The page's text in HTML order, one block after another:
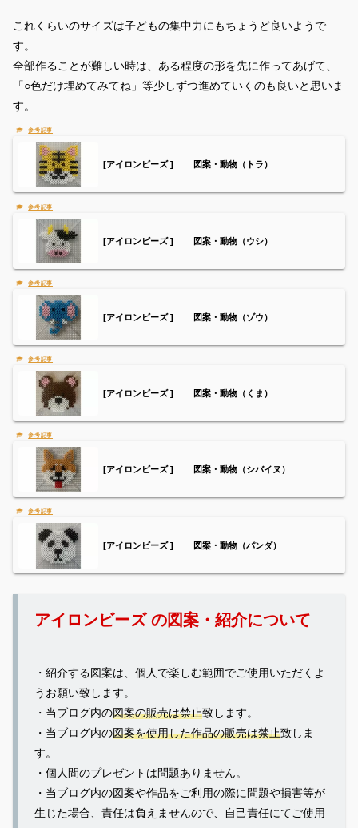
これくらいのサイズは子どもの集中力にもちょうど良いようで
す。
全部作ることが難しい時は、ある程度の形を先に作ってあげて、
「○色だけ埋めてみてね」等少しずつ進めていくのも良いと思いま
す。
[アイロンビーズ ] 図案・動物（トラ）
[アイロンビーズ ] 図案・動物（ウシ）
[アイロンビーズ ] 図案・動物（ゾウ）
[アイロンビーズ ] 図案・動物（くま）
[アイロンビーズ ] 図案・動物（シバイヌ）
[アイロンビーズ ] 図案・動物（パンダ）
アイロンビーズ の図案・紹介について
・紹介する図案は、個人で楽しむ範囲でご使用いただくよ
うお願い致します。
・当ブログ内の図案の販売は禁止致します。
・当ブログ内の図案を使用した作品の販売は禁止致しま
す。
・個人間のプレゼントは問題ありません。
・当ブログ内の図案や作品をご利用の際に問題や損害等が
生じた場合、責任は負えませんので、自己責任にてご使用